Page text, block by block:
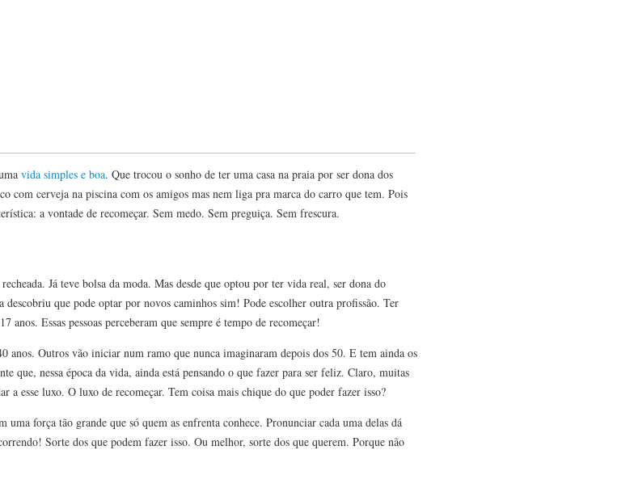
vida simples e boa. Que trocou o sonho de ter uma casa na praia por ser dona dos
com cerveja na piscina com os amigos mas nem liga pra marca do carro que tem. Pois
a vontade de recomeçar. Sem medo. Sem preguiça. Sem frescura.
Já teve bolsa da moda. Mas desde que optou por ter vida real, ser dona do
descobriu que pode optar por novos caminhos sim! Pode escolher outra profissão. Ter
Essas pessoas perceberam que sempre é tempo de recomeçar!
anos. Outros vão iniciar num ramo que nunca imaginaram depois dos 50. E tem ainda os
que, nessa época da vida, ainda está pensando o que fazer para ser feliz. Claro, muitas
a esse luxo. O luxo de recomeçar. Tem coisa mais chique do que poder fazer isso?
uma força tão grande que só quem as enfrenta conhece. Pronunciar cada uma delas dá
Sorte dos que podem fazer isso. Ou melhor, sorte dos que querem. Porque não